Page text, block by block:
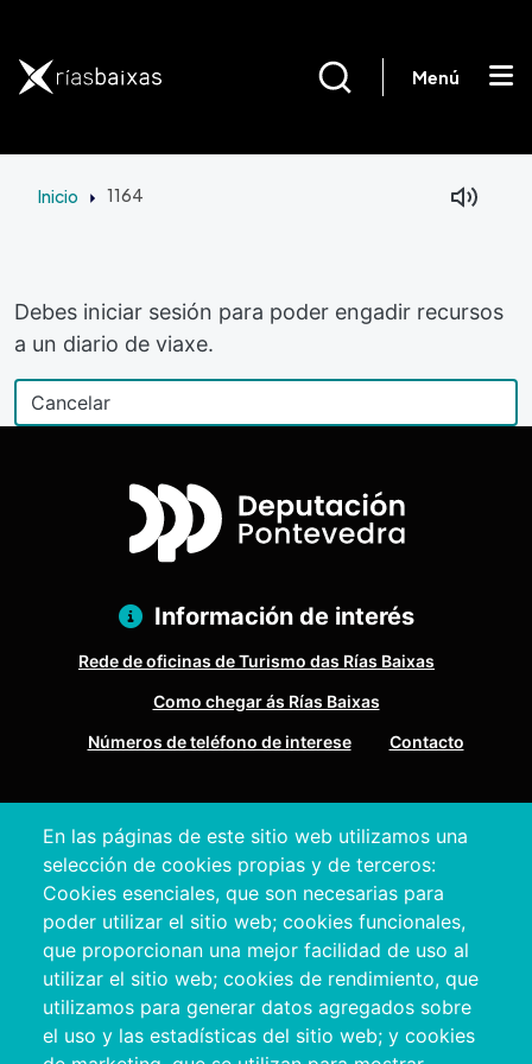
Menú
Inicio 1164
Debes iniciar sesión para poder engadir recursos
a un diario de viaxe.
En las páginas de este sitio web utilizamos una
selección de cookies propias y de terceros:
Cookies esenciales, que son necesarias para
poder utilizar el sitio web; cookies funcionales,
que proporcionan una mejor facilidad de uso al
utilizar el sitio web; cookies de rendimiento, que
utilizamos para generar datos agregados sobre
el uso y las estadísticas del sitio web; y cookies
Información de interés
Rede de oficinas de Turismo das Rías Baixas
Como chegar ás Rías Baixas
Números de teléfono de interese
Contacto
Pontevedra
+34 986 804 100 | +34 986 804 124